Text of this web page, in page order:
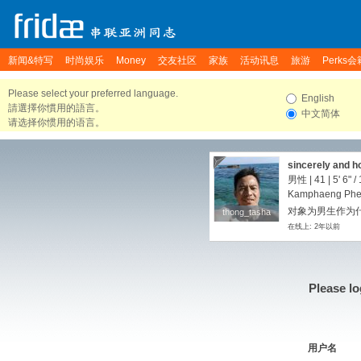
新闻&特写 时尚娱乐 Money 交友社区 家族 活动讯息 旅游 Perks会
Please select your preferred language.
請選擇你慣用的語言。
请选择你惯用的语言。
English
中文简体
thong_tasha
thong_tasha
sincerely and
男性 | 41 | 5' 6" /
Kamphaeng
对象为男生作为
在线上: 2年以前
Please
用户名